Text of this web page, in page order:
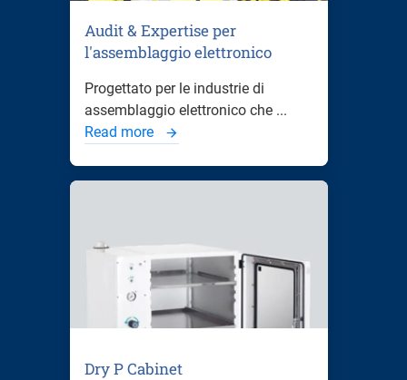
Audit & Expertise per
l'assemblaggio elettronico
Progettato per le industrie di
assemblaggio elettronico che ...
Read more
Dry P Cabinet